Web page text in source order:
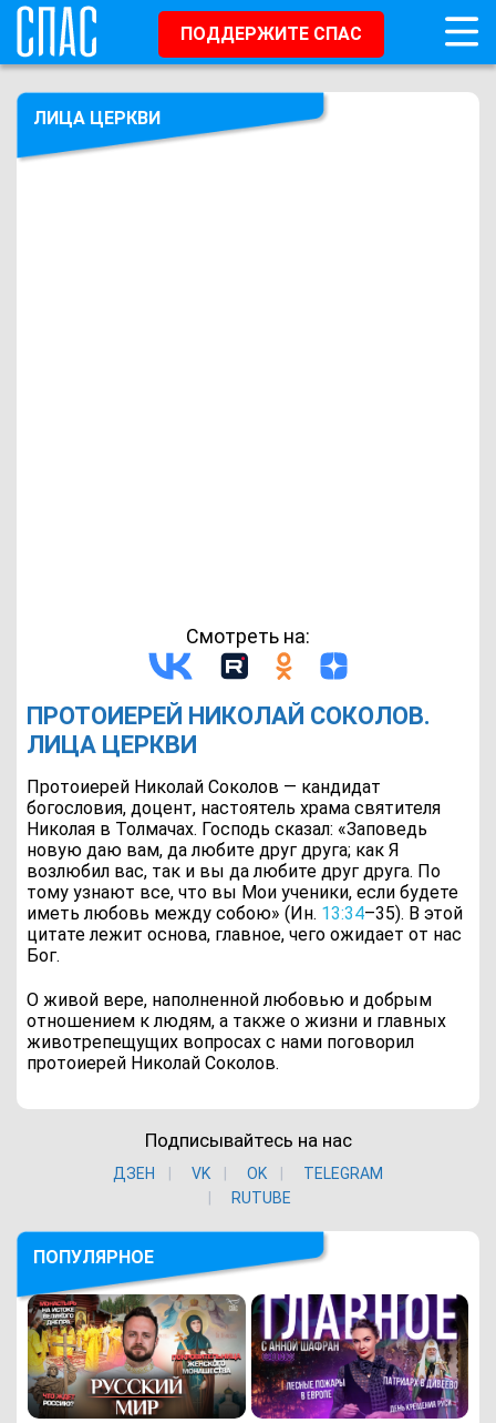
ПОДДЕРЖИТЕ СПАС
ЛИЦА ЦЕРКВИ
Смотреть на:
ПРОТОИЕРЕЙ НИКОЛАЙ СОКОЛОВ.
ЛИЦА ЦЕРКВИ
Протоиерей Николай Соколов — кандидат
богословия, доцент, настоятель храма святителя
Николая в Толмачах. Господь сказал: «Заповедь
новую даю вам, да любите друг друга; как Я
возлюбил вас, так и вы да любите друг друга. По
тому узнают все, что вы Мои ученики, если будете
иметь любовь между собою» (Ин. 13:34–35). В этой
цитате лежит основа, главное, чего ожидает от нас
Бог.
О живой вере, наполненной любовью и добрым
отношением к людям, а также о жизни и главных
животрепещущих вопросах с нами поговорил
протоиерей Николай Соколов.
Подписывайтесь на нас
ДЗЕН VK ОK
TELEGRAM
RUTUBE
ПОПУЛЯРНОЕ